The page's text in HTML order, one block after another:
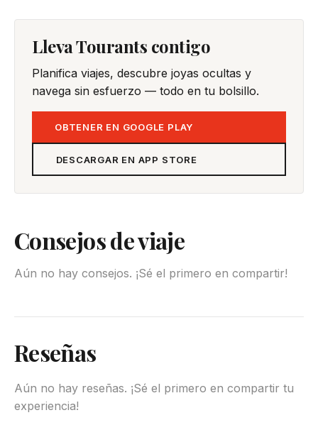
Lleva Tourants contigo
Planifica viajes, descubre joyas ocultas y
navega sin esfuerzo — todo en tu bolsillo.
OBTENER EN GOOGLE PLAY
DESCARGAR EN APP STORE
Consejos de viaje
Aún no hay consejos. ¡Sé el primero en compartir!
Reseñas
Aún no hay reseñas. ¡Sé el primero en compartir tu
experiencia!